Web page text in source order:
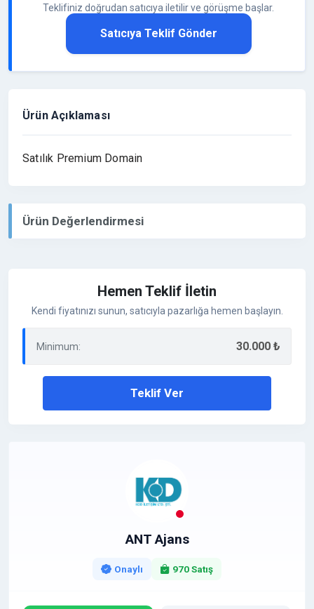
Teklifiniz doğrudan satıcıya iletilir ve görüşme başlar.
Satıcıya Teklif Gönder
Ürün Açıklaması
Satılık Premium Domain
Ürün Değerlendirmesi
Hemen Teklif İletin
Kendi fiyatınızı sunun, satıcıyla pazarlığa hemen başlayın.
Minimum: 30.000 ₺
Teklif Ver
ANT Ajans
Onaylı 970 Satış